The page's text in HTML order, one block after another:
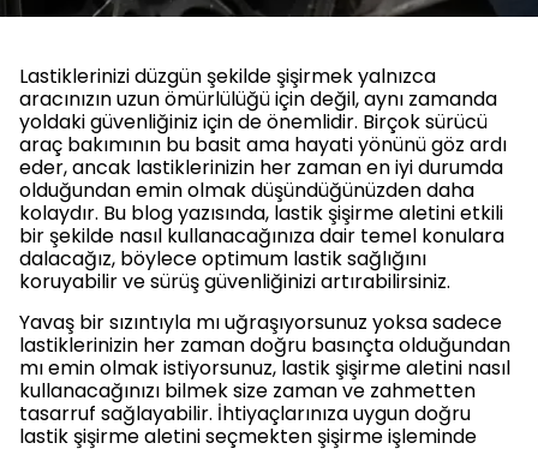
Lastiklerinizi düzgün şekilde şişirmek yalnızca
aracınızın uzun ömürlülüğü için değil, aynı zamanda
yoldaki güvenliğiniz için de önemlidir. Birçok sürücü
araç bakımının bu basit ama hayati yönünü göz ardı
eder, ancak lastiklerinizin her zaman en iyi durumda
olduğundan emin olmak düşündüğünüzden daha
kolaydır. Bu blog yazısında, lastik şişirme aletini etkili
bir şekilde nasıl kullanacağınıza dair temel konulara
dalacağız, böylece optimum lastik sağlığını
koruyabilir ve sürüş güvenliğinizi artırabilirsiniz.
Yavaş bir sızıntıyla mı uğraşıyorsunuz yoksa sadece
lastiklerinizin her zaman doğru basınçta olduğundan
mı emin olmak istiyorsunuz, lastik şişirme aletini nasıl
kullanacağınızı bilmek size zaman ve zahmetten
tasarruf sağlayabilir. İhtiyaçlarınıza uygun doğru
lastik şişirme aletini seçmekten şişirme işleminde